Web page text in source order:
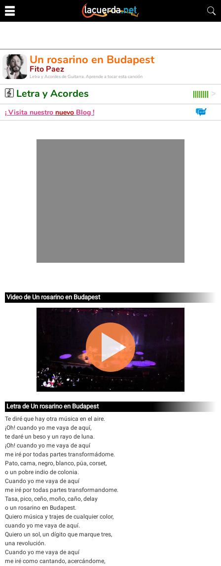
Un rosarino en Budapest
Fito Paez
Letra y Acordes de Guitarra. Aprende a tocar esta canción
Letra y Acordes
¡ Visita nuestro nuevo Blog !
Video de Un rosarino en Budapest
Letra de Un rosarino en Budapest
Te diré que hay otra música en el aire.
¡Oh! cuando yo me vaya de aquí,
te daré un beso y un rayo de luna.
¡Oh! cuando yo me vaya de aquí
me iré por todas partes transformádome.
Pato, cama, negro, blanco, púa, corset,
o un pobre indio de colonia.
Cuando yo me vaya de aquí
me iré por todas partes transformandome.
Tasa, pico, ceño, moño, caño, delay
o un rosarino en Budapest.
Quiero música y trajes de cualquier color,
cuando yo me vaya de aquí.
Quiero un sol, un dígito que marque tres,
una revolución.
Cuando yo me vaya de aquí
me iré como cantando, acercándome,